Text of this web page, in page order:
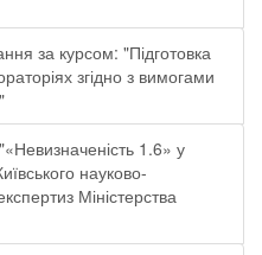
за курсом: "Підготовка
згідно з вимогами
1.6» у
науково-
Міністерства